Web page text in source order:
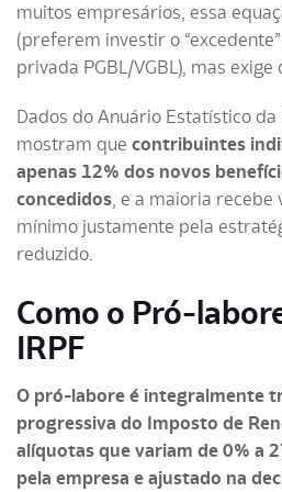
muitos empresários, essa
(preferem investir o
privada PGBL/VGBL), mas
Dados do Anuário Estatístico da
mostram que contribuintes
apenas 12% dos novos
concedidos, e a maioria recebe
mínimo justamente pela
reduzido.
Como o Pró-
IRPF
O pró-labore é integralmente
progressiva do Imposto de
alíquotas que variam de 0% a
pela empresa e ajustado na